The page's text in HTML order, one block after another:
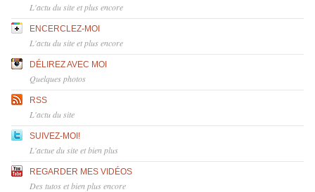
L'actu du site et plus encore
ENCERCLEZ-MOI
L'actu du site et plus encore
DÉLIREZ AVEC MOI
Quelques photos
RSS
L'actu du site
SUIVEZ-MOI!
L'actue du site et bien plus
REGARDER MES VIDÉOS
Des tutos et bien plus encore